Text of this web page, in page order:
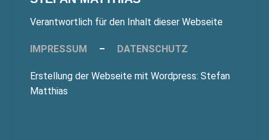
Verantwortlich für den Inhalt dieser Webseite
IMPRESSUM – DATENSCHUTZ
Erstellung der Webseite mit Wordpress: Stefan
Matthias